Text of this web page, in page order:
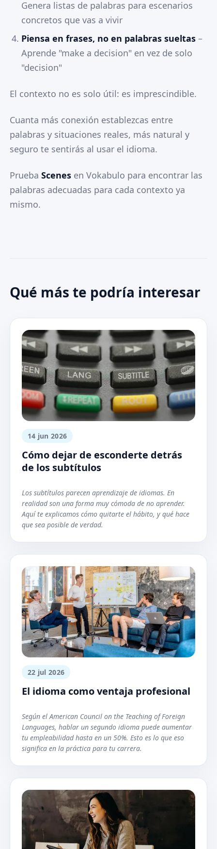
Genera listas de palabras para escenarios
concretos que vas a vivir
Piensa en frases, no en palabras sueltas –
Aprende "make a decision" en vez de solo
"decision"
El contexto no es solo útil: es imprescindible.
Cuanta más conexión establezcas entre
palabras y situaciones reales, más natural y
seguro te sentirás al usar el idioma.
Prueba Scenes en Vokabulo para encontrar las
palabras adecuadas para cada contexto ya
mismo.
Qué más te podría interesar
14 jun 2026
Cómo dejar de esconderte detrás
de los subtítulos
Los subtítulos parecen aprendizaje de idiomas. En
realidad son una forma muy cómoda de no aprender.
Aquí te explicamos cómo quitarte el hábito, y qué hace
que sea posible de verdad.
22 jul 2026
El idioma como ventaja profesional
Según el American Council on the Teaching of Foreign
Languages, hablar un segundo idioma puede aumentar
tu empleabilidad hasta en un 50%. Esto es lo que eso
significa en la práctica para tu carrera.